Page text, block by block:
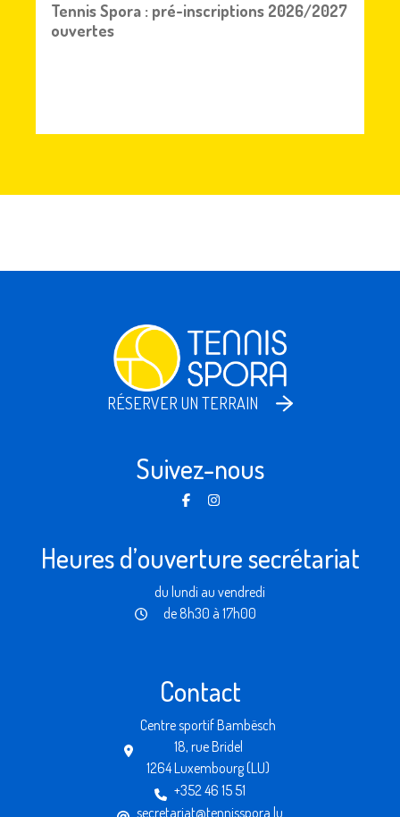
Tennis Spora : pré-inscriptions 2026/2027
ouvertes
RÉSERVER UN TERRAIN
Suivez-nous
Heures d’ouverture secrétariat
du lundi au vendredi
de 8h30 à 17h00
Contact
Centre sportif Bambësch
18, rue Bridel
1264 Luxembourg (LU)
+352 46 15 51
secretariat@tennisspora.lu